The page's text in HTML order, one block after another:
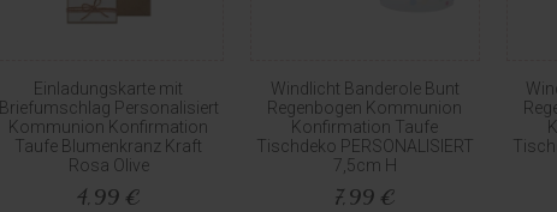
Einladungskarte mit
Briefumschlag Personalisiert
Kommunion Konfirmation
Taufe Blumenkranz Kraft
Rosa Olive
4,99 €
Windlicht Banderole Bunt
Regenbogen Kommunion
Konfirmation Taufe
Tischdeko PERSONALISIERT
7,5cm H
7,99 €